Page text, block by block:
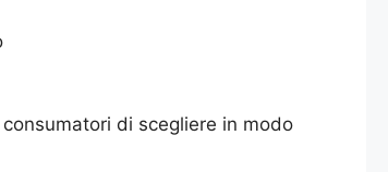
di scegliere in modo